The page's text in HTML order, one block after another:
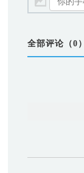
全部评论（0 ）